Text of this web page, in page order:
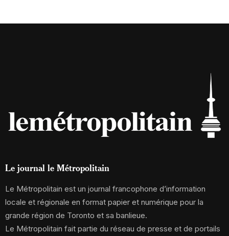
Le journal le Métropolitain
Le Métropolitain est un journal francophone d’information
locale et régionale en format papier et numérique pour la
grande région de Toronto et sa banlieue.
Le Métropolitain fait partie du réseau de presse et de portails